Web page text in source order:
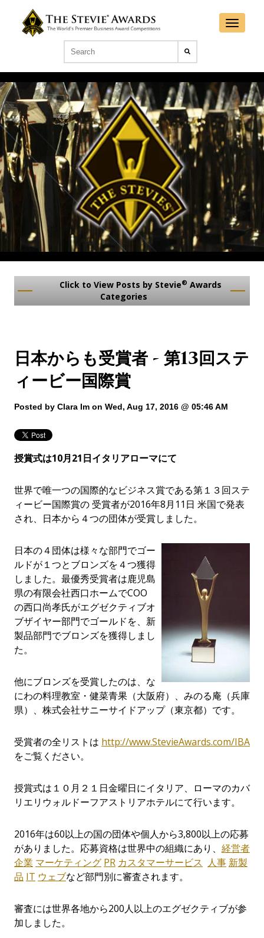
Click to View Posts by Stevie® Awards
Categories
日本からも受賞者 - 第13回ステ
ィービー国際賞
Posted by Clara Im on Wed, Aug 17, 2016 @ 05:46 AM
授賞式は10月21日イタリアローマにて
世界で唯一つの国際的なビジネス賞である第１３回ステ
ィービー国際賞の 受賞者が2016年8月11日 米国で発表
され、日本から４つの団体が受賞しました。
日本の４団体は様々な部門でゴー
ルドが１つとブロンズを４つ獲得
しました。最優秀受賞者は鹿児島
県の有限会社西口ホームでCOO
の西口尚孝氏がエグゼクティブオ
ブザイヤー部門でゴールドを、新
製品部門でブロンズを獲得しまし
た。
他にブロンズを受賞したのは、な
にわの料理教室・健菜青果（大阪府）、みのる庵（兵庫
県）、株式会社サニーサイドアップ（東京都）です。
受賞者の全リストは http://www.StevieAwards.com/IBA
をご覧ください。
授賞式は１０月２１日金曜日にイタリア、ローマのカバ
リエリウォルドーフアストリアホテルにて行います。
2016年は60以上の国の団体や個人から3,800以上の応募
がありました。応募資格は世界中の組織にあり、 経営者
企業 マーケティング PR カスタマーサービス 人事新製
品 IT ウェブなど部門別に審査されます。
審査には世界各地から200人以上のエグゼクティブが参
加しました。